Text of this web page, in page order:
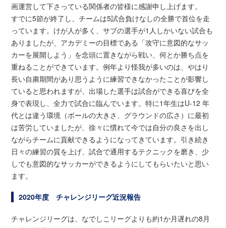
画運営して下さっている関係者の皆様に感謝申し上げます。
すでに5節が終了し、チームは5試合負けなしの全勝で首位を走
っています。けが人が多く、サブの選手が1人しかいない試合も
ありましたが、アカデミーの目標である「攻守に意図的なサッ
カーを展開しよう」を念頭に置きながら戦い、何とか勝ち点を
重ねることができています。例年より怪我が多いのは、やはり
長い自粛期間があり思うように練習できなかったことが影響し
ていると思われますが、出場した選手は試合ができる喜びを全
身で表現し、全力で試合に臨んでいます。特に1年生はU-12 年
代とは違う環境（ボールの大きさ、グラウンドの広さ）に最初
は苦労していましたが、徐々に慣れて今では自分の良さを出し
ながらチームに貢献できるようになってきています。引き続き
日々の練習の質を上げ、試合で通用するテクニックを磨き、少
しでも意図的なサッカーができるようにしてもらいたいと思い
ます。
2020年度 チャレンジリーグ近況報告
チャレンジリーグは、なでしこリーグよりも約1か月遅れの8月